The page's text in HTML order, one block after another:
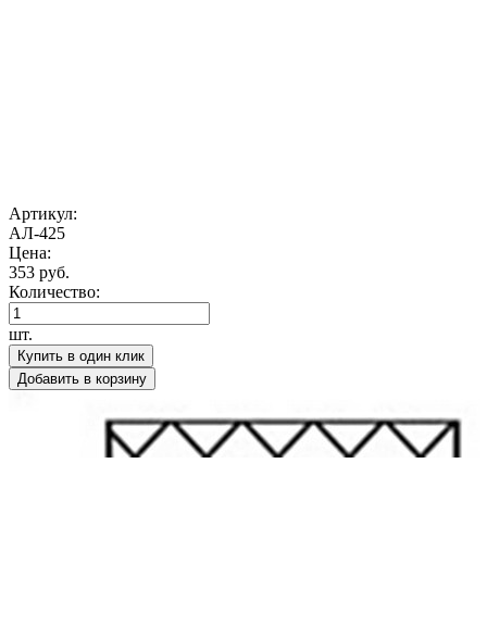
Артикул:
АЛ-425
Цена:
353 руб.
Количество:
шт.
Купить в один клик
Добавить в корзину